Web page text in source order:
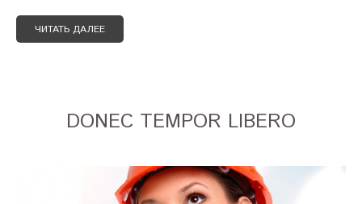
ЧИТАТЬ ДАЛЕЕ
DONEC TEMPOR LIBERO